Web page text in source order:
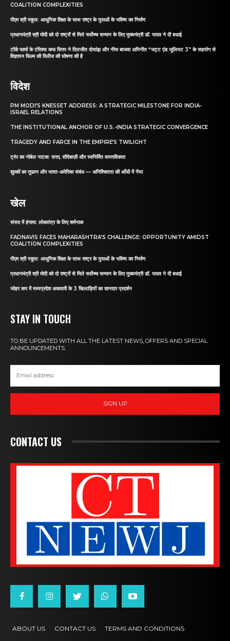
COALITION COMPLEXITIES
पीएम श्री स्कूल: आधुनिक शिक्षा के साथ राष्ट्र के युवाओं के भविष्य का निर्माण
प्रधानमंत्री श्री मोदी को दो राष्ट्रों से मिले सर्वोच्च सम्मान के लिए मुख्यमंत्री डॉ. यादव ने दी बधाई
टॉर्क फार्मा के टोरेक्स कफ सिरप ने दिलजीत दोसांझ और नीरू बाजवा अभिनीत “जट्ट एंड जूलियट 3” के सहयोग से
विज्ञापन फिल्म की रिलीज की घोषणा की है
विदेश
PM MODI’S KNESSET ADDRESS: A STRATEGIC MILESTONE FOR INDIA-
ISRAEL RELATIONS
THE INSTITUTIONAL ANCHOR OF U.S.-INDIA STRATEGIC CONVERGENCE
TRAGEDY AND FARCE IN THE EMPIRE’S TWILIGHT
ट्रंप का नोबेल नाटक: सत्ता, सौदेबाज़ी और स्वनिर्मित वास्तविकता
शुल्कों का तूफ़ान और भारत-अमेरिका संबंध — अनिश्चितता की आँधी में नैया
खेल
संसद में हंगामा: लोकतंत्र के लिए शर्मनाक
FADNAVIS FACES MAHARASHTRA’S CHALLENGE: OPPORTUNITY AMIDST
COALITION COMPLEXITIES
पीएम श्री स्कूल: आधुनिक शिक्षा के साथ राष्ट्र के युवाओं के भविष्य का निर्माण
प्रधानमंत्री श्री मोदी को दो राष्ट्रों से मिले सर्वोच्च सम्मान के लिए मुख्यमंत्री डॉ. यादव ने दी बधाई
जोहर कप में मध्यप्रदेश अकादमी के 3 खिलाड़ियों का शानदार प्रदर्शन
STAY IN TOUCH
TO BE UPDATED WITH ALL THE LATEST NEWS, OFFERS AND SPECIAL
ANNOUNCEMENTS.
SIGN UP
CONTACT US
ABOUT US CONTACT US TERMS AND CONDITIONS